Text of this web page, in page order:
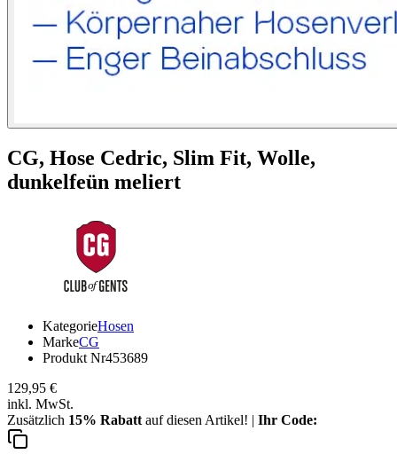
CG, Hose Cedric, Slim Fit, Wolle,
dunkelfeün meliert
KategorieHosen
MarkeCG
Produkt Nr453689
129,95 €
inkl. MwSt.
Zusätzlich 15% Rabatt auf diesen Artikel! | Ihr Code: